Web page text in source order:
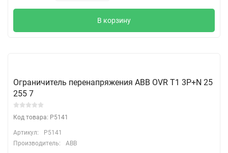
В корзину
Ограничитель перенапряжения ABB OVR T1 3P+N 25
255 7
Код товара: P5141
Артикул:
P5141
Производитель:
ABB